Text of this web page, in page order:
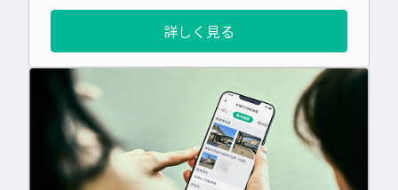
詳しく見る